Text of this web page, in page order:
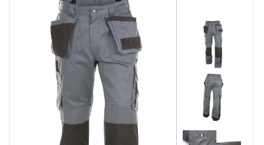
Korte Werkbroeken
Stretch Werkbroeken
Veiligheidsbroeken
Schildersbroeken
Brandvertragende broeken
Thermobroeken